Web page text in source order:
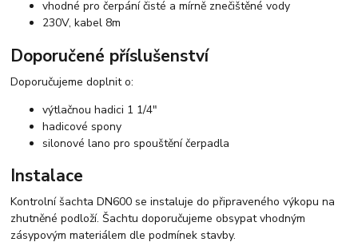
vhodné pro čerpání čisté a mírně znečištěné vody
230V, kabel 8m
Doporučené příslušenství
Doporučujeme doplnit o:
výtlačnou hadici 1 1/4"
hadicové spony
silonové lano pro spouštění čerpadla
Instalace
Kontrolní šachta DN600 se instaluje do připraveného výkopu na
zhutněné podloží. Šachtu doporučujeme obsypat vhodným
zásypovým materiálem dle podmínek stavby.